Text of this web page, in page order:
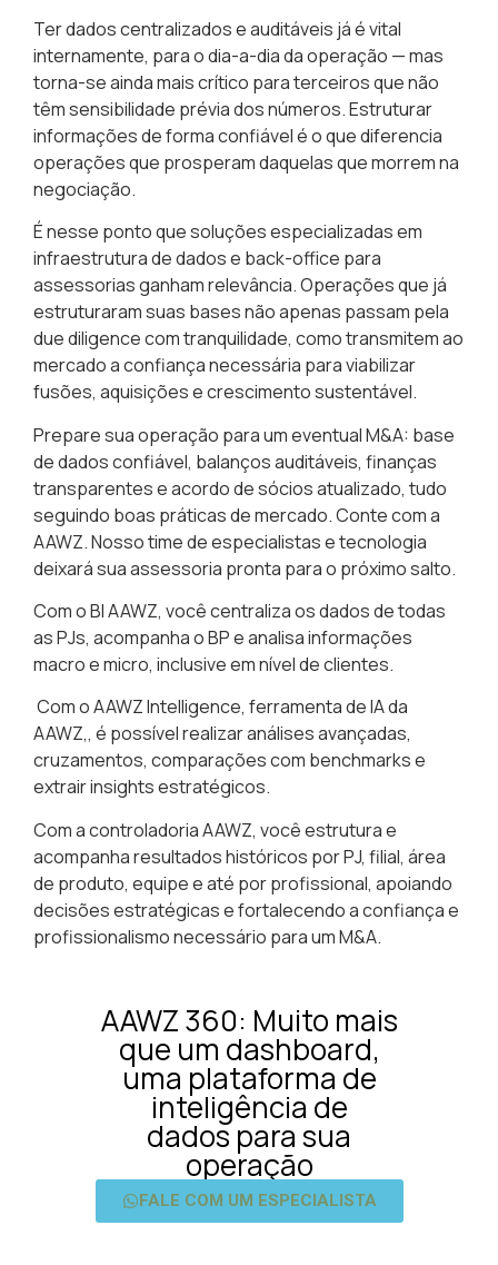
Ter dados centralizados e auditáveis já é vital
internamente, para o dia-a-dia da operação — mas
torna-se ainda mais crítico para terceiros que não
têm sensibilidade prévia dos números. Estruturar
informações de forma confiável é o que diferencia
operações que prosperam daquelas que morrem na
negociação.
É nesse ponto que soluções especializadas em
infraestrutura de dados e back-office para
assessorias ganham relevância. Operações que já
estruturaram suas bases não apenas passam pela
due diligence com tranquilidade, como transmitem ao
mercado a confiança necessária para viabilizar
fusões, aquisições e crescimento sustentável.
Prepare sua operação para um eventual M&A: base
de dados confiável, balanços auditáveis, finanças
transparentes e acordo de sócios atualizado, tudo
seguindo boas práticas de mercado. Conte com a
AAWZ. Nosso time de especialistas e tecnologia
deixará sua assessoria pronta para o próximo salto.
Com oBI AAWZ, você centraliza os dados de todas
as PJs, acompanha o BP e analisa informações
macro e micro, inclusive em nível de clientes.
Com oAAWZ Intelligence, ferramenta de IA da
AAWZ,, é possível realizar análises avançadas,
cruzamentos, comparações com benchmarks e
extrair insights estratégicos.
Com acontroladoria AAWZ, você estrutura e
acompanha resultados históricos por PJ, filial, área
de produto, equipe e até por profissional, apoiando
decisões estratégicas e fortalecendo a confiança e
profissionalismo necessário para um M&A.
AAWZ 360: Muito mais
que um dashboard,
uma plataforma de
inteligência de
dadospara sua
operação
FALE COM UM ESPECIALISTA